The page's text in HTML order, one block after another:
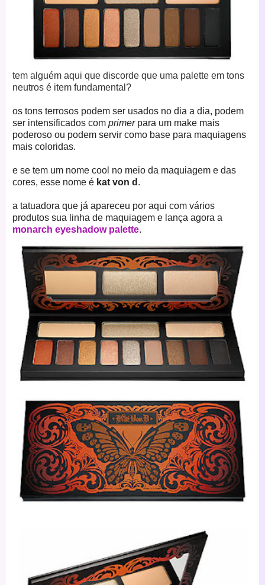
tem alguém aqui que discorde que uma palette em tons
neutros é item fundamental?
os tons terrosos podem ser usados no dia a dia, podem
ser intensificados com primer para um make mais
poderoso ou podem servir como base para maquiagens
mais coloridas.
e se tem um nome cool no meio da maquiagem e das
cores, esse nome é kat von d .
a tatuadora que já apareceu por aqui com vários
produtos sua linha de maquiagem e lança agora a
monarch eyeshadow palette.